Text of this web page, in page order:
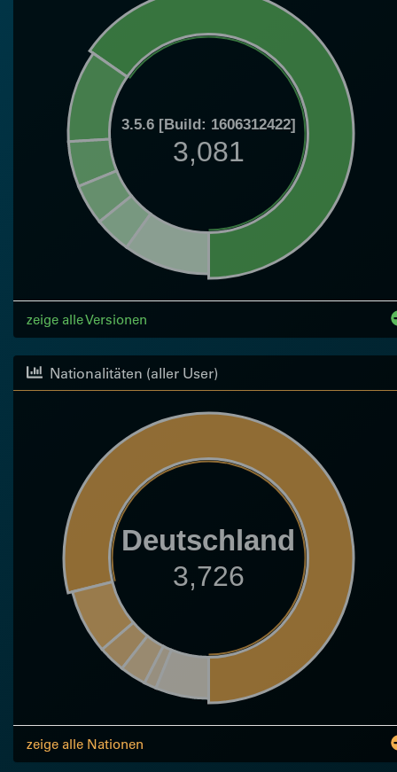
3.5.6 [Build: 1606312422]
3,081
zeige alle Versionen
Nationalitäten (aller User)
Deutschland
3,726
zeige alle Nationen